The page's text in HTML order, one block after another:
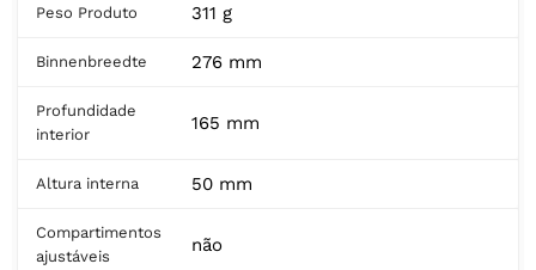
Peso Produto 311 g
Binnenbreedte 276 mm
Profundidade
interior
165 mm
Altura interna 50 mm
Compartimentos
ajustáveis
não